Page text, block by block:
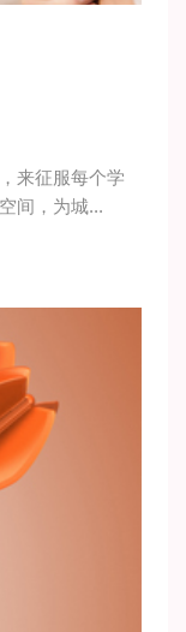
来征服每个学
间，为城...